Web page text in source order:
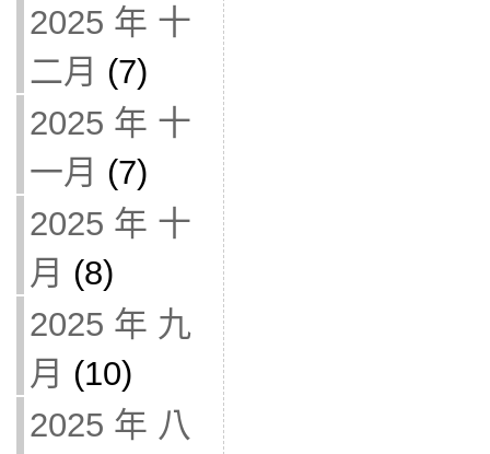
2025 年 十
二月 (7)
2025 年 十
一月 (7)
2025 年 十
月 (8)
2025 年 九
月 (10)
2025 年 八